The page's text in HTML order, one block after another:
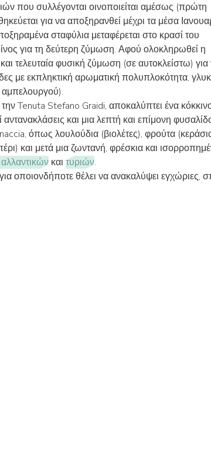
που συλλέγονται οινοποιείται αμέσως (πρώτη
για να αποξηρανθεί μέχρι τα μέσα
σταφύλια μεταφέρεται στο κρασί του
για τη δεύτερη ζύμωση. Αφού ολοκληρωθεί η
τελευταία φυσική ζύμωση (σε αυτοκλείστω) για
με εκπληκτική αρωματική πολυπλοκότητα,
αμπελουργού).
Tenuta Stefano Graidi, αποκαλύπτει ένα
και μια λεπτή και επίμονη
όπως λουλούδια (βιολέτες), φρούτα
και μετά μια ζωντανή, φρέσκια και
και τυριών.
οποιονδήποτε θέλει να ανακαλύψει εγχώριες,